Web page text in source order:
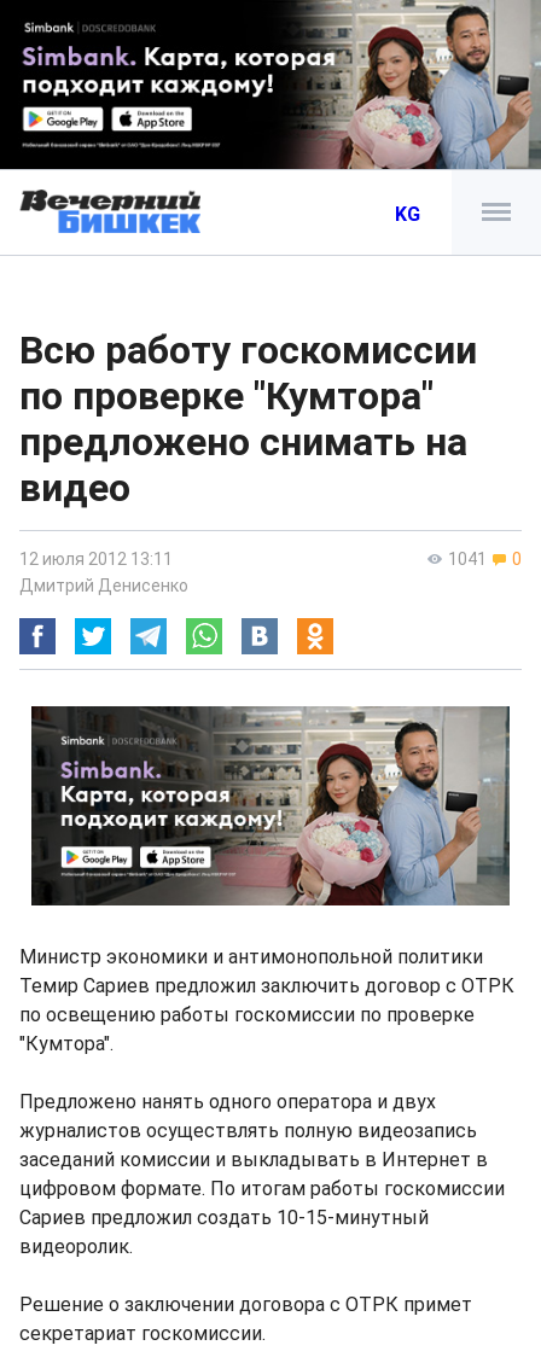
KG
Всю работу госкомиссии
по проверке "Кумтора"
предложено снимать на
видео
1041 0
12 июля 2012 13:11
Дмитрий Денисенко
Министр экономики и антимонопольной политики
Темир Сариев предложил заключить договор с ОТРК
по освещению работы госкомиссии по проверке
"Кумтора".
Предложено нанять одного оператора и двух
журналистов осуществлять полную видеозапись
заседаний комиссии и выкладывать в Интернет в
цифровом формате. По итогам работы госкомиссии
Сариев предложил создать 10-15-минутный
видеоролик.
Решение о заключении договора с ОТРК примет
секретариат госкомиссии.